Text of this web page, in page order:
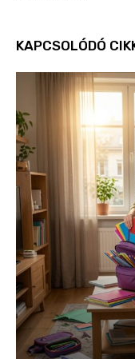
KAPCSOLÓDÓ